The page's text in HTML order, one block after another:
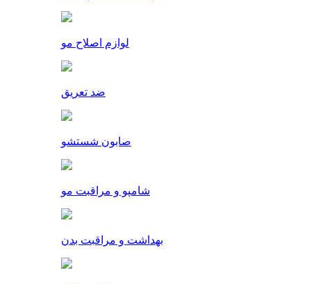
لوازم اصلاح مو
ضد تعریق
صابون شستشو
شامپو و مراقبت مو
بهداشت و مراقبت بدن